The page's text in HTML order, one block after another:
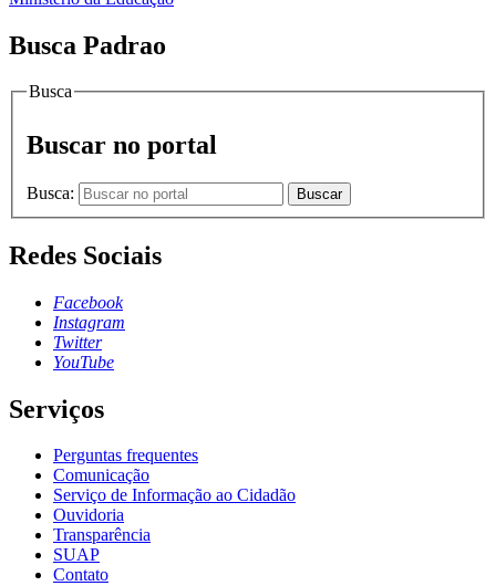
Busca Padrao
Busca
Buscar no portal
Busca: Buscar
Redes Sociais
Facebook
Instagram
Twitter
YouTube
Serviços
Perguntas frequentes
Comunicação
Serviço de Informação ao Cidadão
Ouvidoria
Transparência
SUAP
Contato